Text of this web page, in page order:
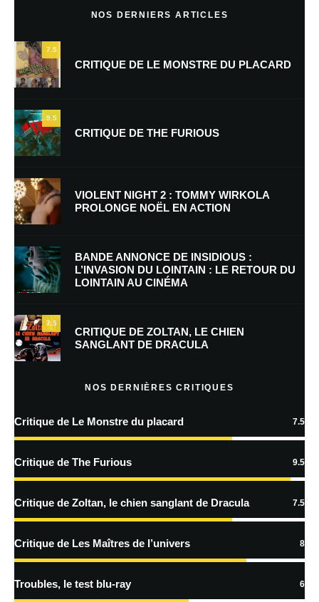
Nom*
E-mail
Enregistrer mon nom, mon e-mail et mon site dans le navigateur pour
mon prochain commentaire.
Prévenez-moi de tous les nouveaux commentaires par e-mail.
Prévenez-moi de tous les nouveaux articles par e-mail.
En savoir
traitées
NOS DERNIERS ARTICLES
7.5
CRITIQUE DE LE MONSTRE DU PLACARD
9.5
CRITIQUE DE THE FURIOUS
VIOLENT NIGHT 2 : TOMMY WIRKOLA
PROLONGE NOËL EN ACTION
BANDE ANNONCE DE INSIDIOUS :
L’INVASION DU LOINTAIN : LE RETOUR DU
LOINTAIN AU CINÉMA
7.5
CRITIQUE DE ZOLTAN, LE CHIEN
SANGLANT DE DRACULA
NOS DERNIÈRES CRITIQUES
Critique de Le Monstre du placard 7.5
Critique de The Furious 9.5
Critique de Zoltan, le chien sanglant de Dracula 7.5
Critique de Les Maîtres de l’univers 8
Troubles, le test blu-ray 6